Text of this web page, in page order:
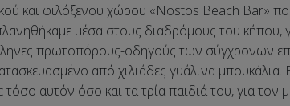
και φιλόξενου χώρου «Nostos Beach
μέσα στους διαδρόμους του κήπου,
πρωτοπόρους-οδηγούς των
από χιλιάδες γυάλινα μπουκάλια.
τόσο αυτόν όσο και τα τρία παιδιά του, για